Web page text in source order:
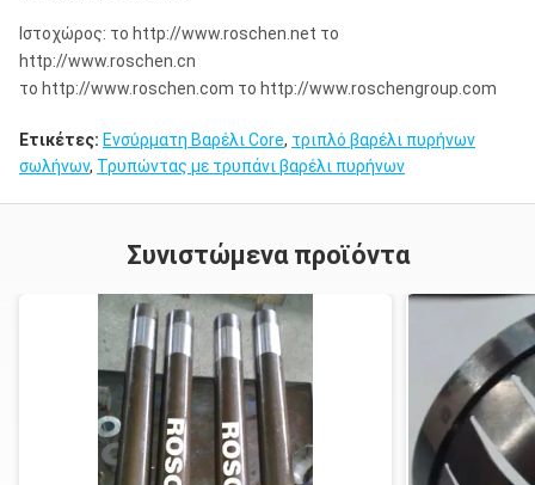
Ιστοχώρος: το http://www.roschen.net το
http://www.roschen.cn
το http://www.roschen.com το http://www.roschengroup.com
Ετικέτες: Ενσύρματη Βαρέλι Core, τριπλό βαρέλι πυρήνων
σωλήνων, Τρυπώντας με τρυπάνι βαρέλι πυρήνων
Συνιστώμενα προϊόντα